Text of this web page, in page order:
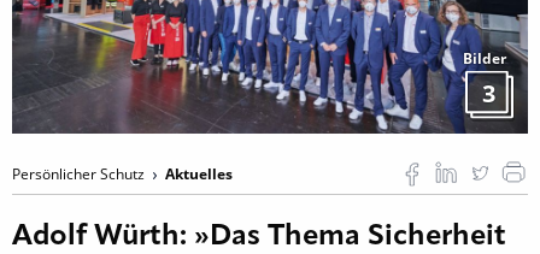
Bilder
3
Persönlicher Schutz Aktuelles
Adolf Würth: »Das Thema Sicherheit